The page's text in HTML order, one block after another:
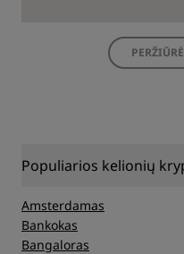
Populiarios kelionių
Amsterdamas
Bankokas
Bangaloras